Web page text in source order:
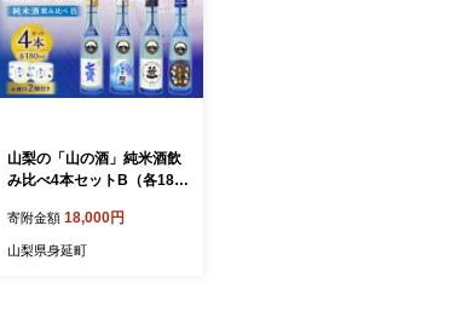
山梨の「山の酒」純米酒飲
み比べ4本セットB（各180
飲み比べ セット 計720ml 計
4本 七賢 甲斐の開運 笹一 春
寄附金額 18,000円
山梨県身延町